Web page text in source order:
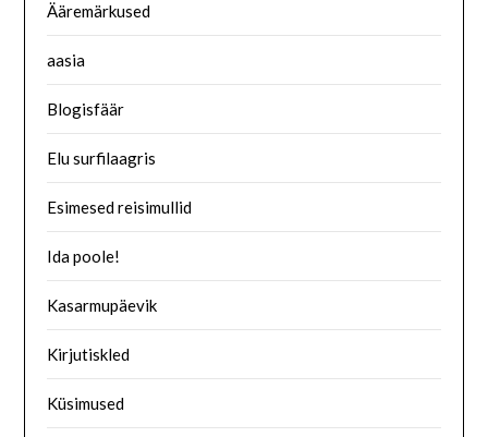
Ääremärkused
aasia
Blogisfäär
Elu surfilaagris
Esimesed reisimullid
Ida poole!
Kasarmupäevik
Kirjutiskled
Küsimused